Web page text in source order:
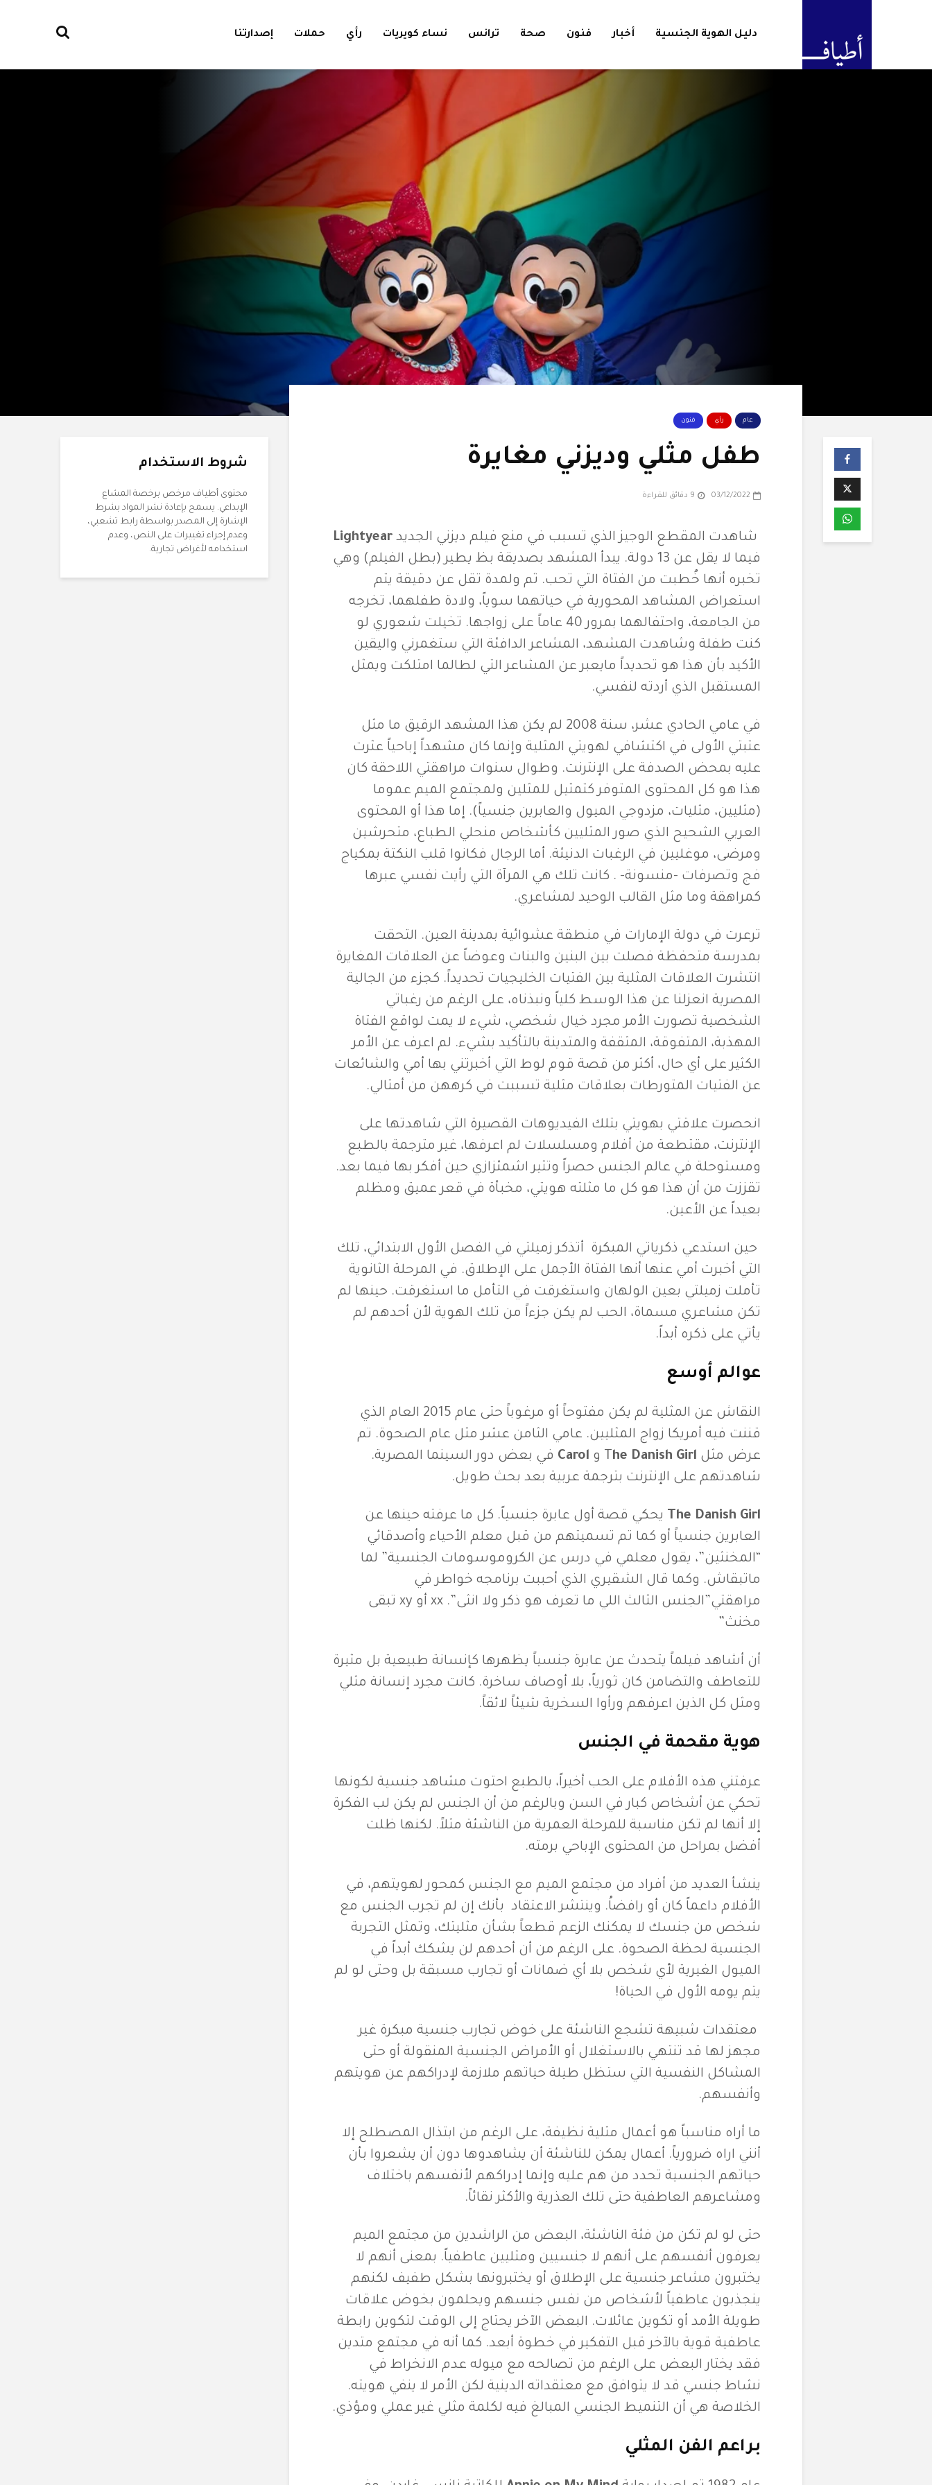
دليل الهوية الجنسية أخبار فنون صحة ترانس نساء كويريات رأي حملات إصدارتنا
عام رأي فنون
طفل مثلي وديزني مغايرة
03/12/2022 9 دقائق للقراءة
شاهدت المقطع الوجيز الذي تسبب في منع فيلم ديزني الجديدLightyear
فيما لا يقل عن 13 دولة. يبدأ المشهد بصديقة بظ يطير (بطل الفيلم) وهي
تخبره أنها خُطبت من الفتاة التي تحب. ثم ولمدة تقل عن دقيقة يتم
استعراض المشاهد المحورية في حياتهما سوياً، ولادة طفلهما، تخرجه
من الجامعة، واحتفالهما بمرور 40 عاماً على زواجها. تخيلت شعوري لو
كنت طفلة وشاهدت المشهد، المشاعر الدافئة التي ستغمرني واليقين
الأكيد بأن هذا هو تحديداً مايعبر عن المشاعر التي لطالما امتلكت ويمثل
المستقبل الذي أردته لنفسي.
في عامي الحادي عشر، سنة 2008 لم يكن هذا المشهد الرقيق ما مثل
عتبتي الأولى في اكتشافي لهويتي المثلية وإنما كان مشهداً إباحياً عثرت
عليه بمحض الصدفة على الإنترنت. وطوال سنوات مراهقتي اللاحقة كان
هذا هو كل المحتوى المتوفر كتمثيل للمثلين ولمجتمع الميم عموما
(مثليين، مثليات، مزدوجي الميول والعابرين جنسياً). إما هذا أو المحتوى
العربي الشحيح الذي صور المثليين كأشخاص منحلي الطباع، متحرشين
ومرضى، موغليين في الرغبات الدنيئة. أما الرجال فكانوا قلب النكتة بمكياج
فج وتصرفات -منسونة- . كانت تلك هي المرآة التي رأيت نفسي عبرها
كمراهقة وما مثل القالب الوحيد لمشاعري.
ترعرت في دولة الإمارات في منطقة عشوائية بمدينة العين. التحقت
بمدرسة متحفظة فصلت بين البنين والبنات وعوضاً عن العلاقات المغايرة
انتشرت العلاقات المثلية بين الفتيات الخليجيات تحديداً. كجزء من الجالية
المصرية انعزلنا عن هذا الوسط كلياً ونبذناه، على الرغم من رغباتي
الشخصية تصورت الأمر مجرد خيال شخصي، شيء لا يمت لواقع الفتاة
المهذبة، المتفوقة، المثقفة والمتدينة بالتأكيد بشيء. لم اعرف عن الأمر
الكثير على أي حال، أكثر من قصة قوم لوط التي أخبرتني بها أمي والشائعات
عن الفتيات المتورطات بعلاقات مثلية تسببت في كرههن من أمثالي.
انحصرت علاقتي بهويتي بتلك الفيديوهات القصيرة التي شاهدتها على
الإنترنت، مقتطعة من أفلام ومسلسلات لم اعرفها، غير مترجمة بالطبع
ومستوحلة في عالم الجنس حصراً وتثير اشمئزازي حين أفكر بها فيما بعد.
تقززت من أن هذا هو كل ما مثلته هويتي، مخبأة في قعر عميق ومظلم
بعيداً عن الأعين.
حين استدعي ذكرياتي المبكرة أتذكر زميلتي في الفصل الأول الابتدائي، تلك
التي أخبرت أمي عنها أنها الفتاة الأجمل على الإطلاق. في المرحلة الثانوية
تأملت زميلتي بعين الولهان واستغرقت في التأمل ما استغرقت. حينها لم
تكن مشاعري مسماة، الحب لم يكن جزءاً من تلك الهوية لأن أحدهم لم
يأتي على ذكره أبداً.
عوالم أوسع
النقاش عن المثلية لم يكن مفتوحاً أو مرغوباً حتى عام 2015 العام الذي
قننت فيه أمريكا زواج المثليين. عامي الثامن عشر مثل عام الصحوة. تم
عرض مثل T he Danish Girl و Carol في بعض دور السينما المصرية.
شاهدتهم على الإنترنت بترجمة عربية بعد بحث طويل.
The Danish Girl يحكي قصة أول عابرة جنسياً. كل ما عرفته حينها عن
العابرين جنسياً أو كما تم تسميتهم من قبل معلم الأحياء وأصدقائي
“المخنثين”، يقول معلمي في درس عن الكروموسومات الجنسية” لما
ماتبقاش. وكما قال الشقيري الذي أحببت برنامجه خواطر في
مراهقتي”الجنس الثالث اللي ما تعرف هو ذكر ولا انثى”. xx أو xy تبقى
مخنث”
أن أشاهد فيلماً يتحدث عن عابرة جنسياً يظهرها كإنسانة طبيعية بل مثيرة
للتعاطف والتضامن كان ثورياً، بلا أوصاف ساخرة. كانت مجرد إنسانة مثلي
ومثل كل الذين اعرفهم ورأوا السخرية شيئاً لائقاً.
هوية مقحمة في الجنس
عرفتني هذه الأفلام على الحب أخيراً، بالطبع احتوت مشاهد جنسية لكونها
تحكي عن أشخاص كبار في السن وبالرغم من أن الجنس لم يكن لب الفكرة
إلا أنها لم تكن مناسبة للمرحلة العمرية من الناشئة مثلاً. لكنها ظلت
أفضل بمراحل من المحتوى الإباحي برمته.
ينشأ العديد من أفراد من مجتمع الميم مع الجنس كمحور لهويتهم، في
الأفلام داعماً كان أو رافضاُ. وينتشر الاعتقاد بأنك إن لم تجرب الجنس مع
شخص من جنسك لا يمكنك الزعم قطعاً بشأن مثليتك، وتمثل التجربة
الجنسية لحظة الصحوة. على الرغم من أن أحدهم لن يشكك أبداً في
الميول الغيرية لأي شخص بلا أي ضمانات أو تجارب مسبقة بل وحتى لو لم
يتم يومه الأول في الحياة!
معتقدات شبيهة تشجع الناشئة على خوض تجارب جنسية مبكرة غير
مجهز لها قد تنتهي بالاستغلال أو الأمراض الجنسية المنقولة أو حتى
المشاكل النفسية التي ستظل طيلة حياتهم ملازمة لإدراكهم عن هويتهم
وأنفسهم.
ما أراه مناسباً هو أعمال مثلية نظيفة، على الرغم من ابتذال المصطلح إلا
أنني اراه ضرورياً. أعمال يمكن للناشئة أن يشاهدوها دون أن يشعروا بأن
حياتهم الجنسية تحدد من هم عليه وإنما إدراكهم لأنفسهم باختلاف
ومشاعرهم العاطفية حتى تلك العذرية والأكثر نقائاً.
حتى لو لم تكن من فئة الناشئة، البعض من الراشدين من مجتمع الميم
يعرفون أنفسهم على أنهم لا جنسيين ومثليين عاطفياً. بمعنى أنهم لا
يختبرون مشاعر جنسية على الإطلاق أو يختبرونها بشكل طفيف لكنهم
ينجذبون عاطفياً لأشخاص من نفس جنسهم ويحلمون بخوض علاقات
طويلة الأمد أو تكوين عائلات. البعض الآخر يحتاج إلى الوقت لتكوين رابطة
عاطفية قوية بالآخر قبل التفكير في خطوة أبعد. كما أنه في مجتمع متدين
فقد يختار البعض على الرغم من تصالحه مع ميوله عدم الانخراط في
نشاط جنسي قد لا يتوافق مع معتقداته الدينية لكن الأمر لا ينفي هويته.
الخلاصة هي أن التنميط الجنسي المبالغ فيه لكلمة مثلي غير عملي ومؤذي.
براعم الفن المثلي
شروط الاستخدام
محتوى أطياف مرخص برخصة المشاع
الإبداعي. يسمح بإعادة نشر المواد بشرط
الإشارة إلى المصدر بواسطة رابط تشعبي،
وعدم إجراء تغييرات على النص، وعدم
استخدامه لأغراض تجارية.